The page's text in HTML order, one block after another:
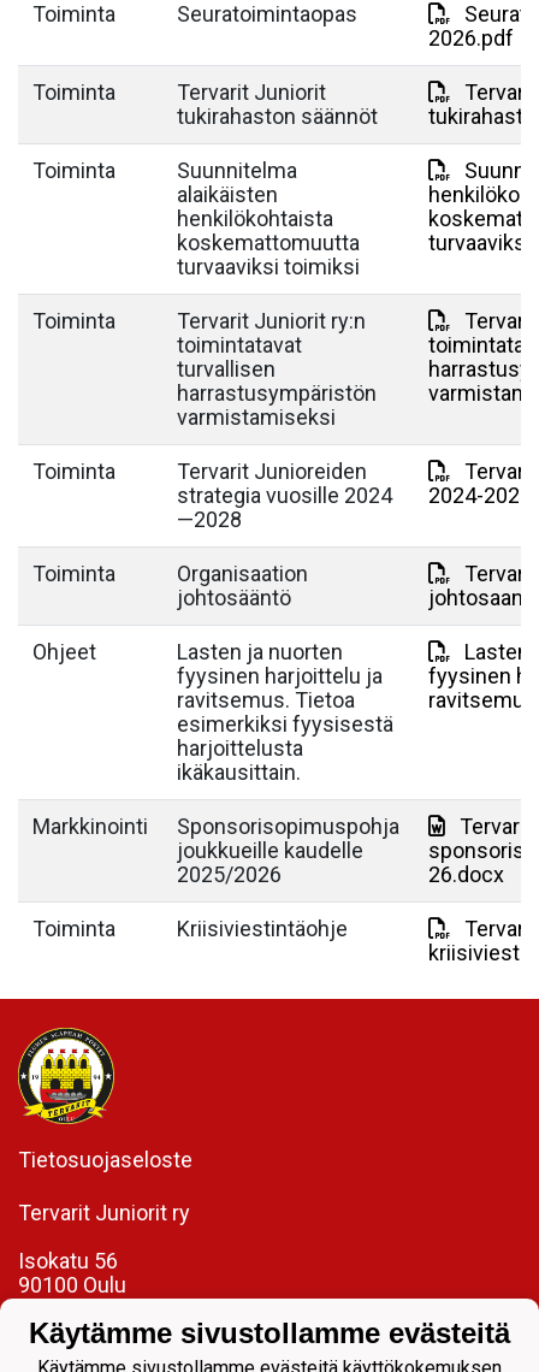
Toiminta Seuratoimintaopas
2026.pdf
Toiminta
Tervarit Juniorit
tukirahaston säännöt
Toiminta
Suunnitelma
alaikäisten
henkilökohtaista
koskemattomuutta
turvaaviksi toimiksi
turvaaviksi
Toiminta
Tervarit Juniorit ry:n
toimintatavat
turvallisen
harrastusympäristön
varmistamiseksi
Toiminta
Tervarit Junioreiden
strategia vuosille 2024
—2028
2024-
Toiminta
Organisaation
johtosääntö
Ohjeet
Lasten ja nuorten
fyysinen harjoittelu ja
ravitsemus. Tietoa
esimerkiksi fyysisestä
harjoittelusta
ikäkausittain.
Lasten
fyysinen
Markkinointi
Sponsorisopimuspohja
joukkueille kaudelle
2025/2026
Tervarit
26.docx
Toiminta Kriisiviestintäohje
Tietosuojaseloste
Tervarit Juniorit ry
Isokatu 56
90100 Oulu
Laadukasta jalkapalloa jokaiselle.
Käytämme sivustollamme evästeitä